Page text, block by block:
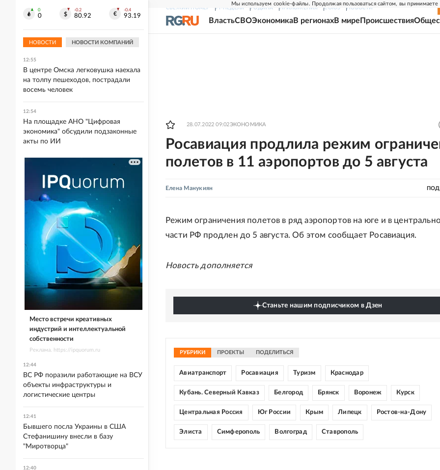
Мы используем cookie-файлы. Продолжая пользоваться сайтом, вы принимаете
СВЕЖИЙ НОМЕР РГ-НЕДЕЛЯ РОДИНА ПРИЛОЖЕНИЯ СОЮЗ НОВОСТИ
ВластьСВОЭкономикаВ регионахВ мире Происшествия
28.07.2022 09:02ЭКОНОМИКА
Росавиация продлила режим
полетов в 11 аэропортов до 5 августа
Елена Манукиян
Режим ограничения полетов в ряд аэропортов на юге и в
части РФ продлен до 5 августа. Об этом сообщает Росавиация.
Новость дополняется
Станьте нашим подписчиком в Дзен
РУБРИКИ ПРОЕКТЫ ПОДЕЛИТЬСЯ
Авиатранспорт Росавиация Туризм Краснодар
Кубань. Северный Кавказ Белгород Брянск Воронеж Курск
Центральная Россия Юг России Крым Липецк Ростов-на-Дону
Элиста Симферополь Волгоград Ставрополь
0
0
-0.2
80.92
-0.4
93.19
НОВОСТИ НОВОСТИ КОМПАНИЙ
12:58
Российский студент с горя купил
рублей
12:55
В центре Омска легковушка наехала
на толпу пешеходов, пострадали
восемь человек
12:54
На площадке АНО "Цифровая
экономика" обсудили подзаконные
акты по ИИ
Место встречи креативных
индустрий и интеллектуальной
собственности
Реклама. https://ipquorum.ru
12:44
ВС РФ поразили работающие на ВСУ
объекты инфраструктуры и
логистические центры
12:41
Бывшего посла Украины в США
Стефанишину внесли в базу
"Миротворца"
12:40